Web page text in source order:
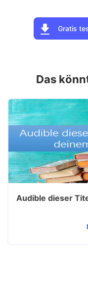
Gratis
Das
Audible dieser